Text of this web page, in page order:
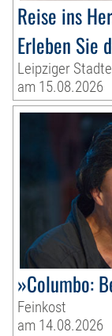
Reise ins
Erleben Sie
Leipziger
am 15.08.2026
»Columbo:
Feinkost
am 14.08.2026